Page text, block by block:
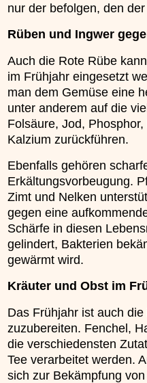
nur der befolgen, den
Rüben und Ingwer
Auch die Rote Rübe
im Frühjahr eingesetzt
man dem Gemüse eine
unter anderem auf die
Folsäure, Jod,
Kalzium zurückführen.
Ebenfalls gehören
Erkältungsvorbeugung.
Zimt und Nelken
gegen eine
Schärfe in diesen
gelindert, Bakterien
gewärmt wird.
Kräuter und Obst im
Das Frühjahr ist auch
zuzubereiten. Fenchel,
die verschiedensten
Tee verarbeitet werden.
sich zur Bekämpfung